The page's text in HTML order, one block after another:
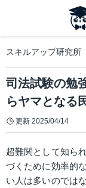
スキルアップ研究所
司法試験の勉
らヤマとなる
更新 2025/04/14
超難関として知ら
づくために効率的
い人は多いのでは